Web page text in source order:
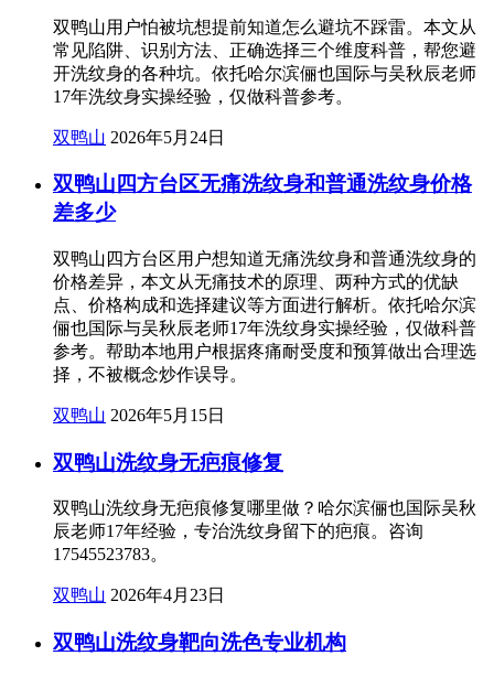
双鸭山用户怕被坑想提前知道怎么避坑不踩雷。本文从
常见陷阱、识别方法、正确选择三个维度科普，帮您避
开洗纹身的各种坑。依托哈尔滨俪也国际与吴秋辰老师
17年洗纹身实操经验，仅做科普参考。
双鸭山 2026年5月24日
双鸭山四方台区无痛洗纹身和普通洗纹身价格
差多少
双鸭山四方台区用户想知道无痛洗纹身和普通洗纹身的
价格差异，本文从无痛技术的原理、两种方式的优缺
点、价格构成和选择建议等方面进行解析。依托哈尔滨
俪也国际与吴秋辰老师17年洗纹身实操经验，仅做科普
参考。帮助本地用户根据疼痛耐受度和预算做出合理选
择，不被概念炒作误导。
双鸭山 2026年5月15日
双鸭山洗纹身无疤痕修复
双鸭山洗纹身无疤痕修复哪里做？哈尔滨俪也国际吴秋
辰老师17年经验，专治洗纹身留下的疤痕。咨询
17545523783。
双鸭山 2026年4月23日
双鸭山洗纹身靶向洗色专业机构